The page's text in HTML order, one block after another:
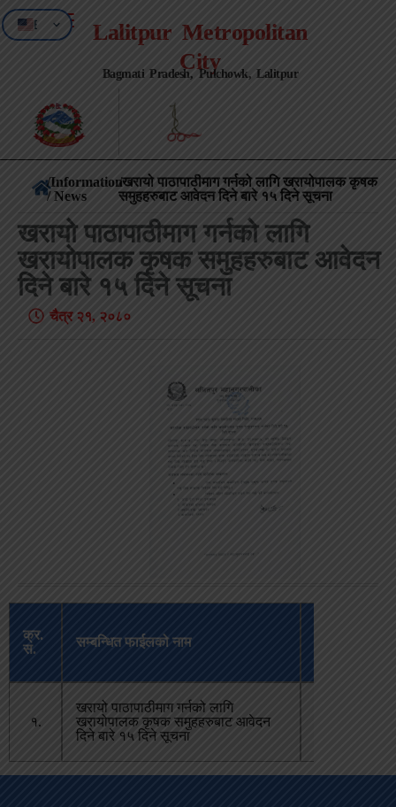
Lalitpur Metropolitan
City
Bagmati Pradesh, Pulchowk, Lalitpur
/Information
/ News
/खरायो पाठापाठीमाग गर्नको लागि खरायोपालक कृषक
समुहहरुबाट आवेदन दिने बारे १५ दिने सूचना
खरायो पाठापाठीमाग गर्नको लागि
खरायोपालक कृषक समुहहरुबाट आवेदन
दिने बारे १५ दिने सूचना
चैत्र २१, २०८०
क्र.
स.
सम्बन्धित फाईलको नाम
१.
खरायो पाठापाठीमाग गर्नको लागि
खरायोपालक कृषक समुहहरुबाट आवेदन
दिने बारे १५ दिने सूचना